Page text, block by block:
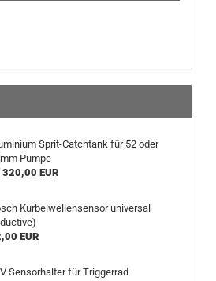
Sprit-Catchtank für 52 oder
Pumpe
320,00 EUR
Kurbelwellensensor universal
EUR
Sensorhalter für Triggerrad